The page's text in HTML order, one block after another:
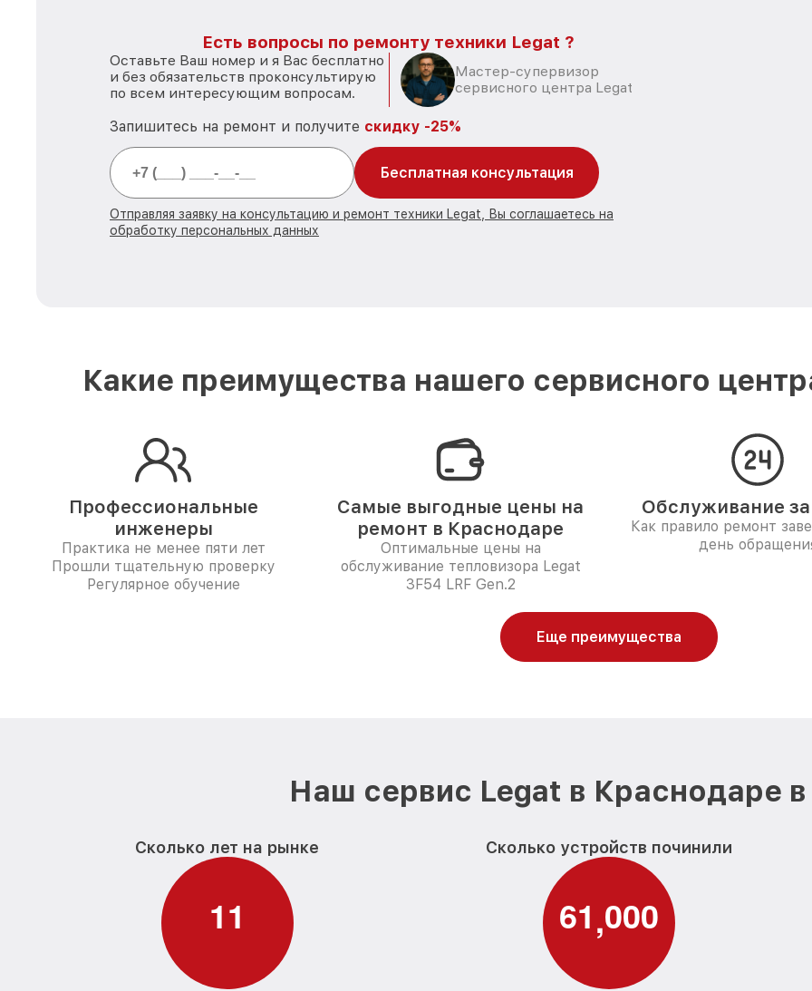
Есть вопросы по ремонту техники Legat ?
Оставьте Ваш номер и я Вас бесплатно
и без обязательств проконсультирую
по всем интересующим вопросам.
Мастер-супервизор
сервисного центра Legat
Запишитесь на ремонт и получите скидку -25%
Бесплатная консультация
Отправляя заявку на консультацию и ремонт техники Legat, Вы соглашаетесь на
обработку персональных данных
Какие преимущества нашего сервисного
Профессиональные
инженеры
Практика не менее пяти лет
Прошли тщательную проверку
Регулярное обучение
Самые выгодные цены на
ремонт в Краснодаре
Оптимальные цены на
обслуживание тепловизора Legat
3F54 LRF Gen.2
Обслуживание за
Как правило ремонт
день
Еще преимущества
Наш сервис Legat в Краснодаре
Сколько лет на рынке
11
Сколько устройств починили
61,000